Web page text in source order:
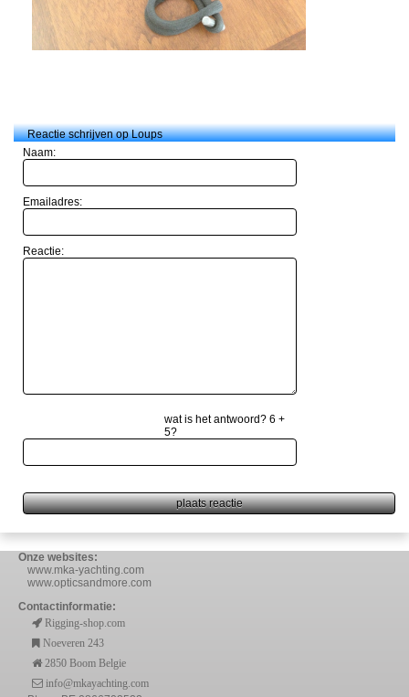
Reactie schrijven op Loups
Naam:
Emailadres:
Reactie:
wat is het antwoord? 6 +
5?
Onze websites:
www.mka-yachting.com
www.opticsandmore.com
Contactinformatie:
Rigging-shop.com
Noeveren 243
2850 Boom Belgie
info@mkayachting.com